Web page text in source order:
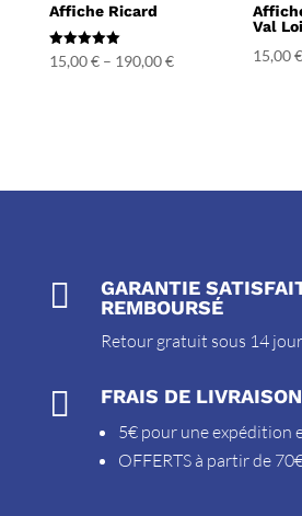
Affiche Ricard
Note
5.00
15,00€– 190,00€
Val
15,00€

GARANTIE
REMBOURSÉ
Retour gratuit sous 14
 FRAIS DE LIVRAISON
5€ pour une expédition
OFFERTS à partir de